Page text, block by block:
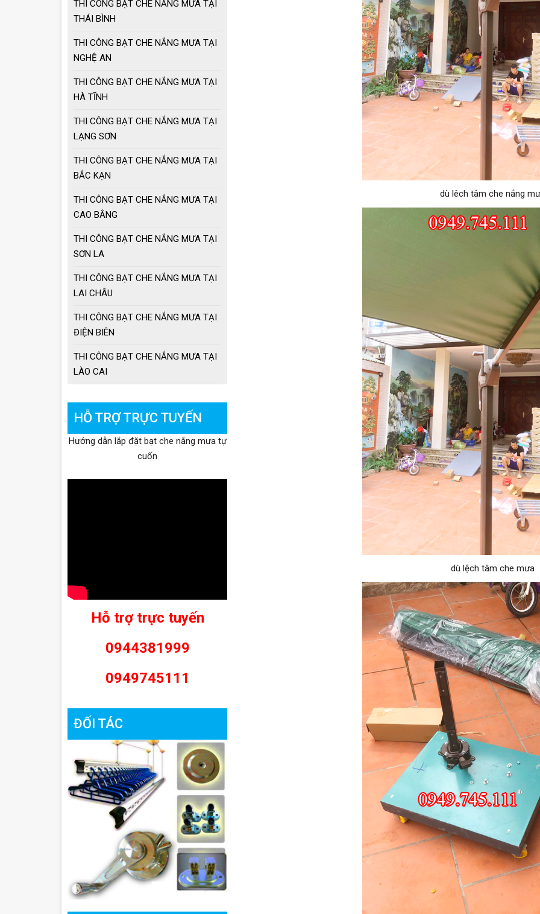
dù lêch tâm che nắng
dù lệch tâm che mưa
THI CÔNG BẠT CHE NẮNG MƯA TẠI
THÁI BÌNH
THI CÔNG BẠT CHE NẮNG MƯA TẠI
NGHỆ AN
THI CÔNG BẠT CHE NẮNG MƯA TẠI
HÀ TĨNH
THI CÔNG BẠT CHE NẮNG MƯA TẠI
LẠNG SƠN
THI CÔNG BẠT CHE NẮNG MƯA TẠI
BẮC KẠN
THI CÔNG BẠT CHE NẮNG MƯA TẠI
CAO BẰNG
THI CÔNG BẠT CHE NẮNG MƯA TẠI
SƠN LA
THI CÔNG BẠT CHE NẮNG MƯA TẠI
LAI CHÂU
THI CÔNG BẠT CHE NẮNG MƯA TẠI
ĐIỆN BIÊN
THI CÔNG BẠT CHE NẮNG MƯA TẠI
LÀO CAI
HỖ TRỢ TRỰC TUYẾN
Hướng dẫn lắp đặt bạt che nắng mưa tự
cuốn
Hỗ trợ trực tuyến
0944381999
0949745111
ĐỐI TÁC